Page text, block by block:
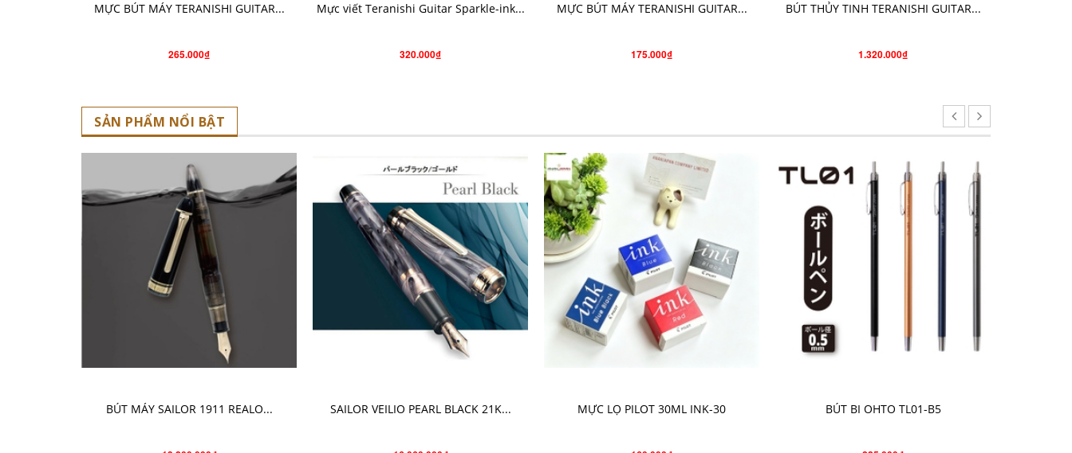
MỰC BÚT MÁY TERANISHI GUITAR...
265.000₫
Mực viết Teranishi Guitar Sparkle-ink...
320.000₫
MỰC BÚT MÁY TERANISHI GUITAR...
175.000₫
BÚT THỦY TINH TERANISHI GUITAR...
1.320.000₫
SẢN PHẨM NỔI BẬT
BÚT MÁY SAILOR 1911 REALO... SAILOR VEILIO PEARL BLACK 21K... MỰC LỌ PILOT 30ML INK-30 BÚT BI OHTO TL01-B5